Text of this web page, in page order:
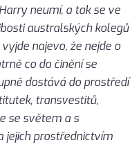
neumí, a tak se ve
australských kolegů
najevo, že nejde o
co do činění se
dostává do prostředí
transvestitů,
se světem a s
jejich prostřednictvím